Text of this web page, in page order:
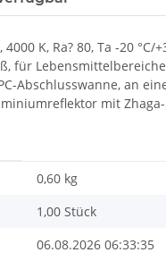
K, Ra? 80, Ta -20 °C/
für
Abschlusswanne, an
mit
0,60 kg
1,00 Stück
06.08.2026 06:33:35